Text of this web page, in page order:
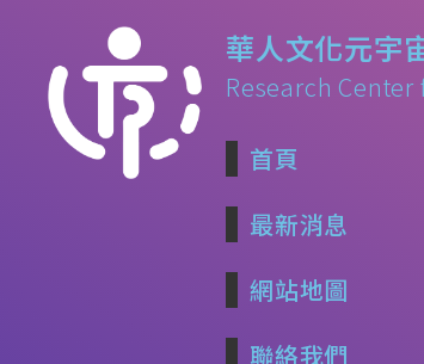
華人文化元宇
Research
首頁
最新消息
網站地圖
聯絡我們